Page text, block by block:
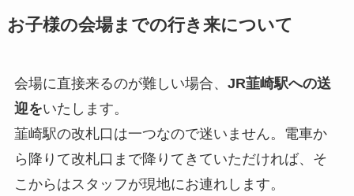
お子様の会場までの行き来について
会場に直接来るのが難しい場合、 JR韮崎駅への送
迎をいたします。
韮崎駅の改札口は一つなので迷いません。電車か
ら降りて改札口まで降りてきていただければ、そ
こからはスタッフが現地にお連れします。